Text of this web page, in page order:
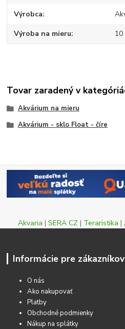
Výrobca
Výroba na mieru 10
Tovar zaradený v
Akvárium na mieru
Akvárium - sklo Float - číre
Akvaria | SERA CZ | Teraristika |
Informácie pre zákazníkov
O nás
Ako nakupovať
Platby
Obchodné podmienky
Nákup na splátky